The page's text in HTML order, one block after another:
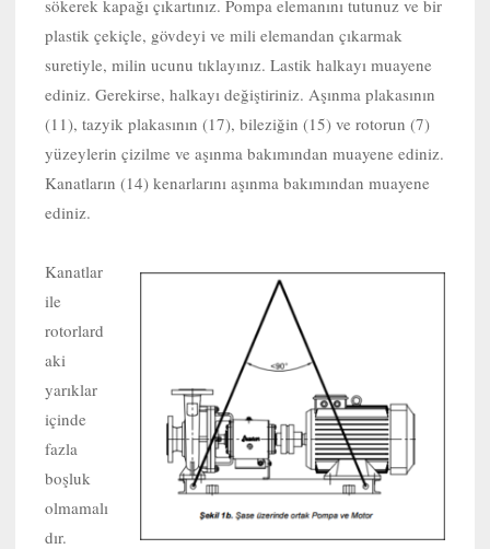
sökerek kapağı çıkartınız. Pompa elemanını tutunuz ve bir
plastik çekiçle, gövdeyi ve mili elemandan çıkarmak
suretiyle, milin ucunu tıklayınız. Lastik halkayı muayene
ediniz. Gerekirse, halkayı değiştiriniz. Aşınma plakasının
(11), tazyik plakasının (17), bileziğin (15) ve rotorun (7)
yüzeylerin çizilme ve aşınma bakımından muayene ediniz.
Kanatların (14) kenarlarını aşınma bakımından muayene
ediniz.
Kanatlar
ile
rotorlard
aki
yarıklar
içinde
fazla
boşluk
olmamalı
dır.